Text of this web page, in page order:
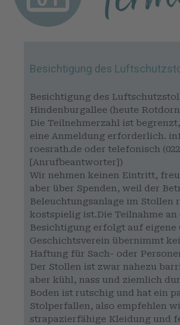
Besichtigung des
Besichtigung des
Hindenburgallee (heute
Die Teilnehmerzahl ist
eine Anmeldung erforderlich.
roesrath.de oder telefonisch
[Anrufbeantworter])
Wir nehmen keinen Eintritt,
aber über Spenden, weil der
Beleuchtungsanlage im Stollen
kostspielig ist.Die Teilnahme an
Besichtigung erfolgt auf eigene
Geschichtsverein übernimmt
Haftung für Sach- oder
Der Stollen ist zwar nahezu
aber kühl, nass und ziemlich
Boden ist rutschig und hat ein
Stolperfallen, also empfehlen
strapazierfähige Kleidung und